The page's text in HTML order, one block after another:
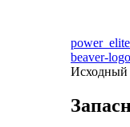
beaver-logo
Исходный